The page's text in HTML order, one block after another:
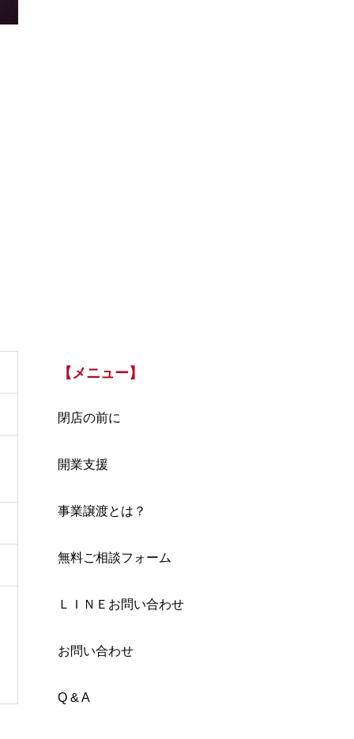
【メニュー】
閉店の前に
開業支援
事業譲渡とは？
無料ご相談フォーム
ＬＩＮＥお問い合わせ
お問い合わせ
Q & A